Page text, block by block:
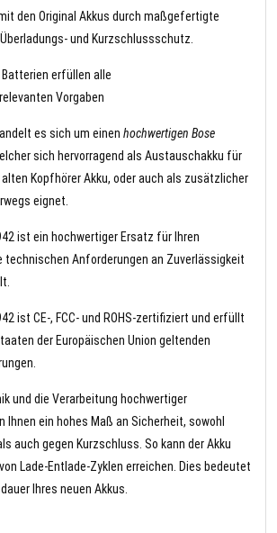
den Original Akkus durch maßgefertigte
und Kurzschlussschutz.
erfüllen alle
Vorgaben
es sich um einen hochwertigen Bose
sich hervorragend als Austauschakku für
Kopfhörer Akku, oder auch als zusätzlicher
eignet.
ist ein hochwertiger Ersatz für Ihren
technischen Anforderungen an Zuverlässigkeit
ist CE-, FCC- und ROHS-zertifiziert und erfüllt
der Europäischen Union geltenden
und die Verarbeitung hochwertiger
Ihnen ein hohes Maß an Sicherheit, sowohl
auch gegen Kurzschluss. So kann der Akku
Lade-Entlade-Zyklen erreichen. Dies bedeutet
Ihres neuen Akkus.